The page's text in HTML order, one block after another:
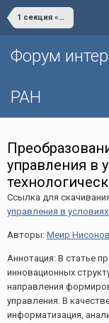
1 секция «Научно-технологическое развитие территорий: региональные тенденции и практики»
Форум
РАН
управления в
Ссылка для
управления в
Авторы: Меир
Аннотация: В статье
инновационных
направления
управления. В
информатизация,